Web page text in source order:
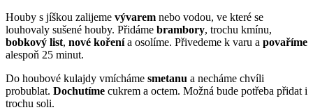
Houby s jíškou zalijeme vývarem nebo vodou, ve které se
louhovaly sušené houby. Přidáme brambory, trochu kmínu,
bobkový list, nové kořenía osolíme. Přivedeme k varu a povaříme
alespoň 25 minut.
Do houbové kulajdy vmícháme smetanu a necháme chvíli
probublat. Dochutíme cukrem a octem. Možná bude potřeba přidat i
trochu soli.